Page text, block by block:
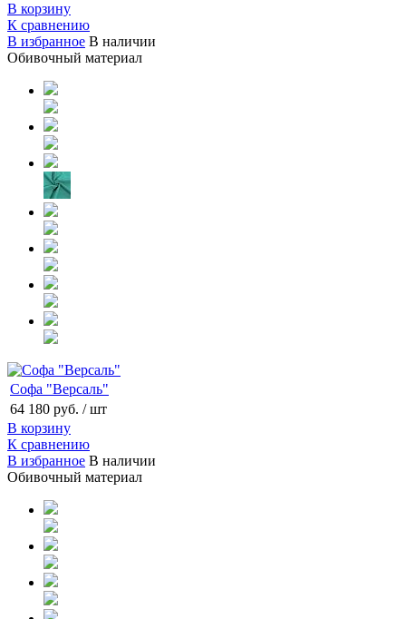
В корзину
К сравнению
В избранное В наличии
Обивочный материал
Софа "Версаль"
64 180 руб. / шт
В корзину
К сравнению
В избранное В наличии
Обивочный материал